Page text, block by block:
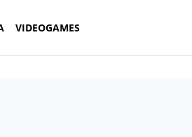
VIDEOGAMES